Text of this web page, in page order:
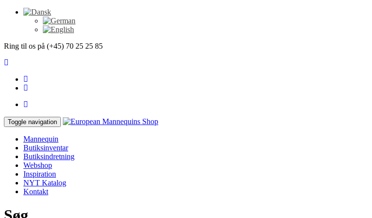
Ring til os på (+45) 70 25 25 85
Toggle navigation
Mannequin
Butiksinventar
Butiksindretning
Webshop
Inspiration
NYT Katalog
Kontakt